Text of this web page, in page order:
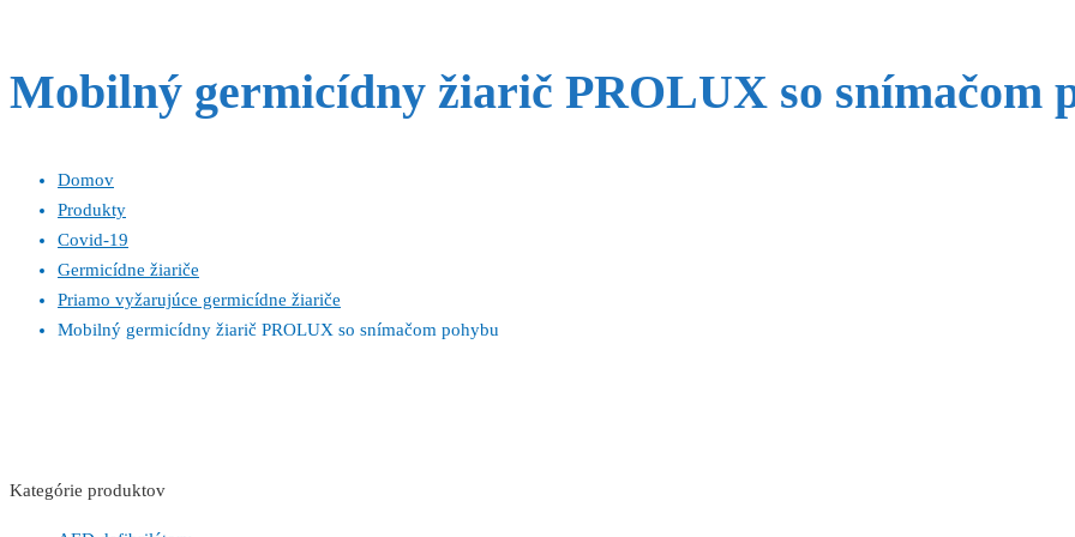
Mobilný germicídny žiarič PROLUX so snímačom
Domov
Produkty
Covid-19
Germicídne žiariče
Priamo vyžarujúce germicídne žiariče
Mobilný germicídny žiarič PROLUX so snímačom pohybu
Kategórie produktov